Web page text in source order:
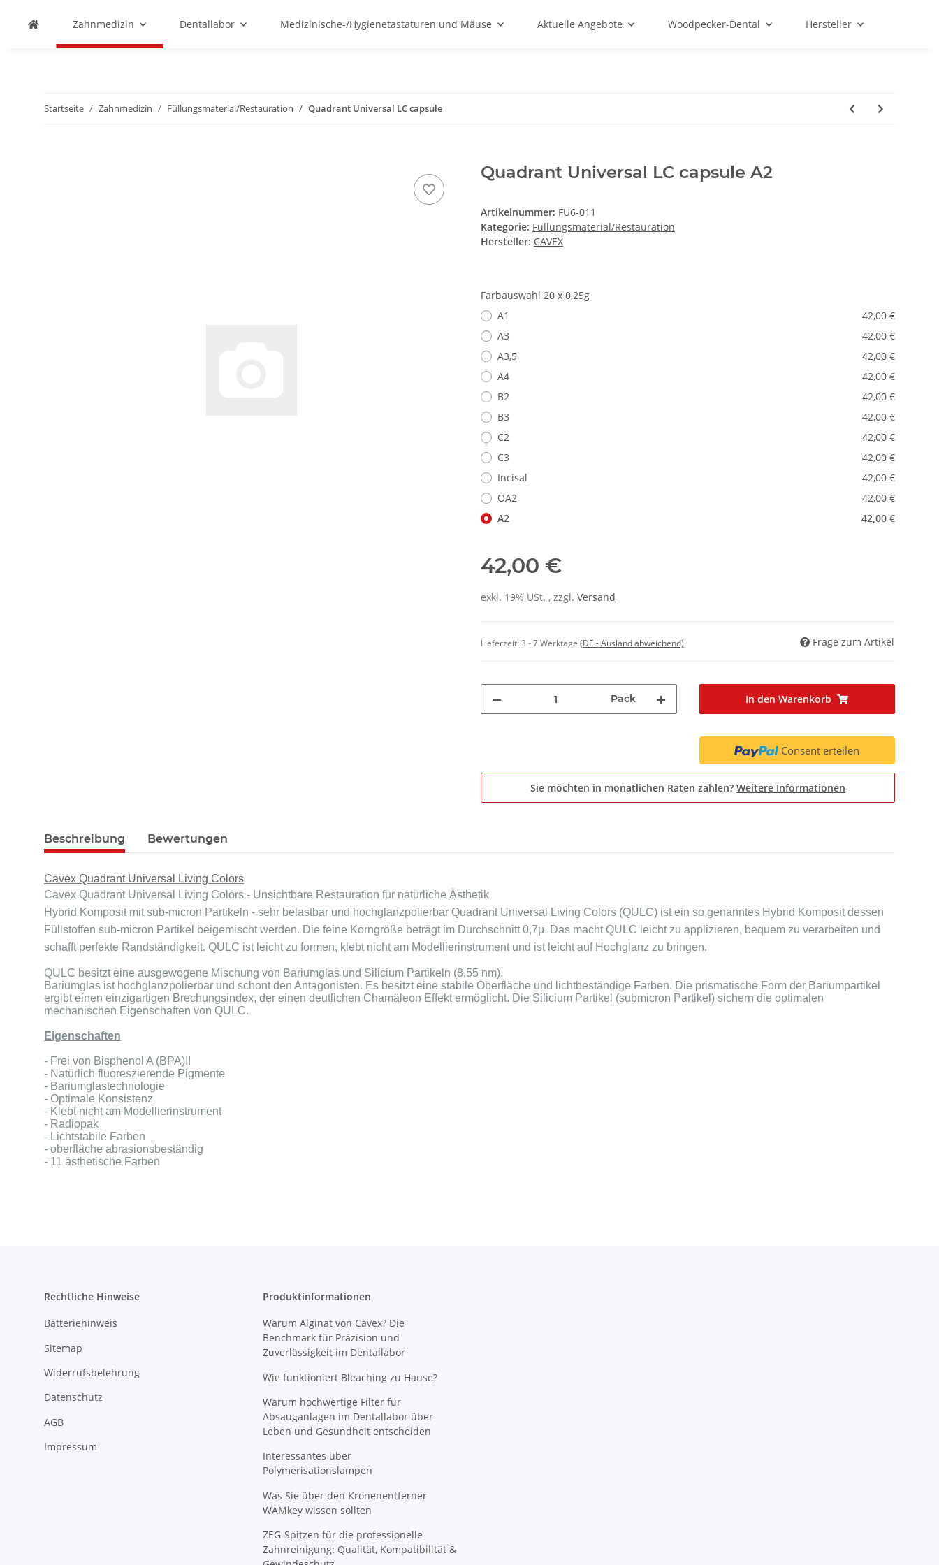
Zahnmedizin Dentallabor Medizinische-/Hygienetastaturen und Mäuse Aktuelle Angebote Woodpecker-Dental Hersteller
Startseite Zahnmedizin Füllungsmaterial/Restauration Quadrant Universal LC capsule
Quadrant Universal LC capsule A2
Artikelnummer: FU6-011
Kategorie: Füllungsmaterial/Restauration
Hersteller: CAVEX
Farbauswahl 20 x 0,25g
A1
42,00 €
A3
42,00 €
A3,5
42,00 €
A4
42,00 €
B2
42,00 €
B3
42,00 €
C2
42,00 €
C3
42,00 €
Incisal
42,00 €
OA2
42,00 €
A2
42,00 €
42,00 €
exkl. 19% USt. , zzgl. Versand
Lieferzeit:3 - 7 Werktage (DE - Ausland abweichend) Frage zum Artikel
Pack In den Warenkorb
Consent erteilen
Sie möchten in monatlichen Raten zahlen? Weitere Informationen
Beschreibung Bewertungen
Cavex Quadrant Universal Living Colors
Cavex Quadrant Universal Living Colors - Unsichtbare Restauration für natürliche Ästhetik
Hybrid Komposit mit sub-micron Partikeln - sehr belastbar und hochglanzpolierbar Quadrant Universal Living Colors (QULC) ist ein so genanntes Hybrid Komposit dessen
Füllstoffen sub-micron Partikel beigemischt werden. Die feine Korngröße beträgt im Durchschnitt 0,7µ. Das macht QULC leicht zu applizieren, bequem zu verarbeiten und
schafft perfekte Randständigkeit. QULC ist leicht zu formen, klebt nicht am Modellierinstrument und ist leicht auf Hochglanz zu bringen.
QULC besitzt eine ausgewogene Mischung von Bariumglas und Silicium Partikeln (8,55 nm).
Bariumglas ist hochglanzpolierbar und schont den Antagonisten. Es besitzt eine stabile Oberfläche und lichtbeständige Farben. Die prismatische Form der Bariumpartikel
ergibt einen einzigartigen Brechungsindex, der einen deutlichen Chamäleon Effekt ermöglicht. Die Silicium Partikel (submicron Partikel) sichern die optimalen
mechanischen Eigenschaften von QULC.
Eigenschaften
- Frei von Bisphenol A (BPA)!!
- Natürlich fluoreszierende Pigmente
- Bariumglastechnologie
- Optimale Konsistenz
- Klebt nicht am Modellierinstrument
- Radiopak
- Lichtstabile Farben
- oberfläche abrasionsbeständig
- 11 ästhetische Farben
Rechtliche Hinweise
Batteriehinweis
Sitemap
Widerrufsbelehrung
Datenschutz
AGB
Impressum
Produktinformationen
Warum Alginat von Cavex? Die
Benchmark für Präzision und
Zuverlässigkeit im Dentallabor
Wie funktioniert Bleaching zu Hause?
Warum hochwertige Filter für
Absauganlagen im Dentallabor über
Leben und Gesundheit entscheiden
Interessantes über
Polymerisationslampen
Was Sie über den Kronenentferner
WAMkey wissen sollten
ZEG-Spitzen für die professionelle
Zahnreinigung: Qualität, Kompatibilität &